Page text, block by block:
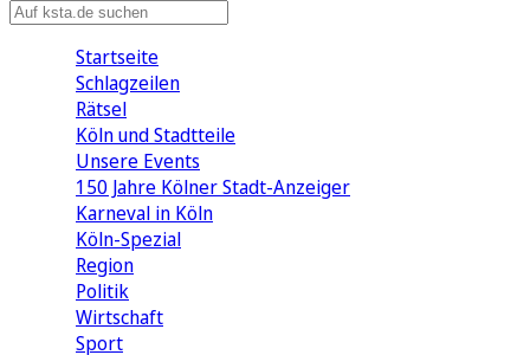
Startseite
Schlagzeilen
Rätsel
Köln und Stadtteile
Unsere Events
150 Jahre Kölner Stadt-Anzeiger
Karneval in Köln
Köln-Spezial
Region
Politik
Wirtschaft
Sport